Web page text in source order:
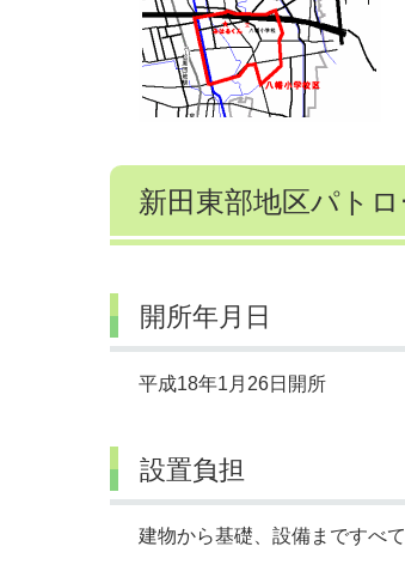
新田東部地区パト
開所年月日
平成18年1月26日開所
設置負担
建物から基礎、設備まですべ